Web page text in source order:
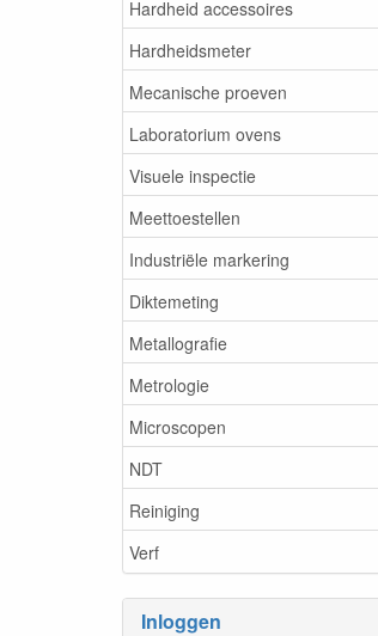
Hardheid accessoires
Hardheidsmeter
Mecanische proeven
Laboratorium ovens
Visuele inspectie
Meettoestellen
Industriële markering
Diktemeting
Metallografie
Metrologie
Microscopen
NDT
Reiniging
Verf
Inloggen